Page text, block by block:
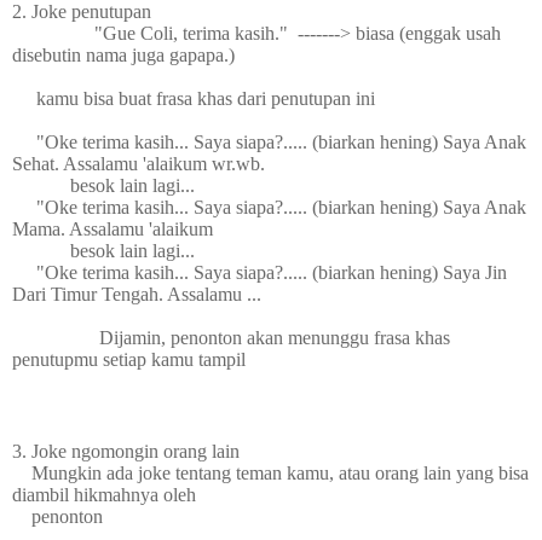
2. Joke penutupan
"Gue Coli, terima kasih." -------> biasa (enggak usah
disebutin nama juga gapapa.)
kamu bisa buat frasa khas dari penutupan ini
"Oke terima kasih... Saya siapa?..... (biarkan hening) Saya Anak
Sehat. Assalamu 'alaikum wr.wb.
besok lain lagi...
"Oke terima kasih... Saya siapa?..... (biarkan hening) Saya Anak
Mama. Assalamu 'alaikum
besok lain lagi...
"Oke terima kasih... Saya siapa?..... (biarkan hening) Saya Jin
Dari Timur Tengah. Assalamu ...
Dijamin, penonton akan menunggu frasa khas
penutupmu setiap kamu tampil
3. Joke ngomongin orang lain
Mungkin ada joke tentang teman kamu, atau orang lain yang bisa
diambil hikmahnya oleh
penonton